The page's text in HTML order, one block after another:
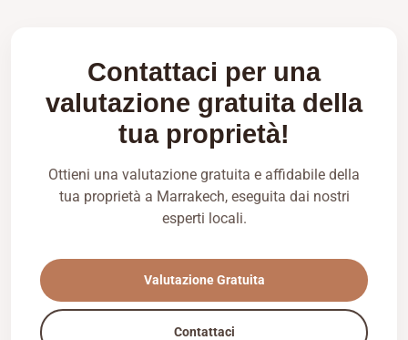
Contattaci per una
valutazione gratuita della
tua proprietà!
Ottieni una valutazione gratuita e affidabile della
tua proprietà a Marrakech, eseguita dai nostri
esperti locali.
Valutazione Gratuita
Contattaci